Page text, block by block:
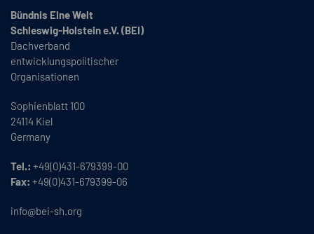
Bündnis Eine Welt
Schleswig-Holstein e.V. (BEI)
Dachverband
entwicklungspolitischer
Organisationen
Sophienblatt 100
24114 Kiel
Germany
Tel.: +49(0)431-679399-00
Fax: +49(0)431-679399-06
info@bei-sh.org